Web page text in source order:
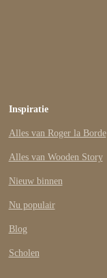
Inspiratie
Alles van Roger la Borde
Alles van Wooden Story
Nieuw binnen
Nu populair
Blog
Scholen